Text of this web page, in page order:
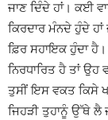
ਜਾਣ ਦਿੰਦੇ ਹਾਂ। ਕਈ
ਕਿਰਦਾਰ ਮੰਨਦੇ ਹੁੰਦੇ
ਫ਼ਿਰ ਸਹਾਇਕ ਹੁੰਦਾ
ਨਿਰਧਾਰਿਤ ਹੈ ਤਾਂ ਉਹ
ਤੁਸੀਂ ਇਸ ਵਕਤ ਕਿਸੇ
ਜਿਹੜੀ ਤੁਹਾਨੂੰ ਉੱਥੇ ਲੈ